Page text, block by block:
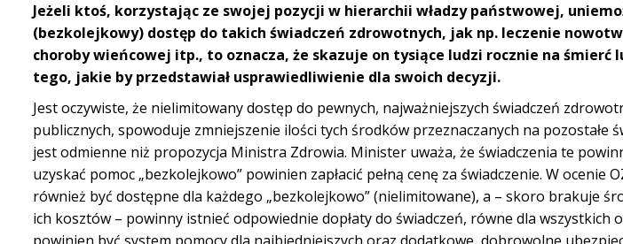
Jeżeli ktoś, korzystając ze swojej pozycji w hierarchii władzy państwowej,
(bezkolejkowy) dostęp do takich świadczeń zdrowotnych, jak np. leczenie
choroby wieńcowej itp., to oznacza, że skazuje on tysiące ludzi rocznie na śmierć
tego, jakie by przedstawiał usprawiedliwienie dla swoich decyzji.
Jest oczywiste, że nielimitowany dostęp do pewnych, najważniejszych świadczeń
publicznych, spowoduje zmniejszenie ilości tych środków przeznaczanych na pozostałe
jest odmienne niż propozycja Ministra Zdrowia. Minister uważa, że świadczenia te
uzyskać pomoc „bezkolejkowo” powinien zapłacić pełną cenę za świadczenie. W ocenie
również być dostępne dla każdego „bezkolejkowo” (nielimitowane), a – skoro brakuje
ich kosztów – powinny istnieć odpowiednie dopłaty do świadczeń, równe dla wszystkich